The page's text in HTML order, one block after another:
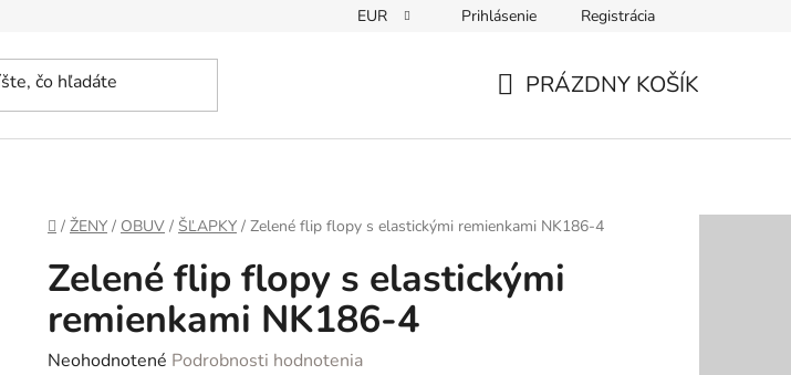
EUR Prihlásenie Registrácia
PRÁZDNY KOŠÍK
Domov
/ ŽENY / OBUV / ŠĽAPKY / Zelené flip flopy s elastickými remienkami NK186-4
Zelené flip flopy s elastickými
remienkami NK186-4
Priemerné
Neohodnotené Podrobnosti hodnotenia